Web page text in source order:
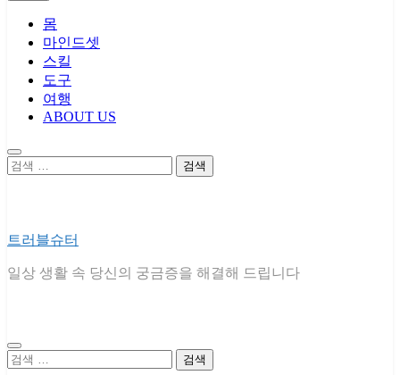
몸
마인드셋
스킬
도구
여행
ABOUT US
검
트러블슈터
일상 생활 속 당신의 궁금증을 해결해 드립니다
검